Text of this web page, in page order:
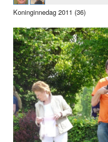
Koninginnedag 2011 (36)